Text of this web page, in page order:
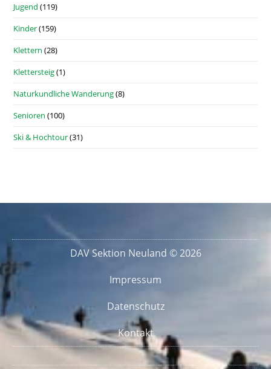
Jugend (119)
Kinder(159)
Klettern (28)
Klettersteig(1)
Naturkundliche Wanderung(8)
Senioren (100)
Ski & Hochtour(31)
DAV Sektion Neuland © 2026
Impressum
Datenschutz
Kontakt